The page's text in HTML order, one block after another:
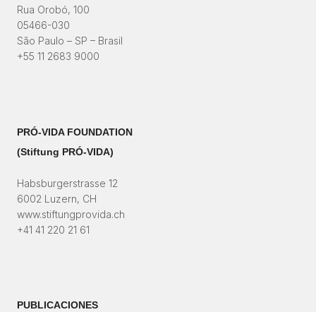
Rua Orobó, 100
05466-030
São Paulo – SP – Brasil
+55 11 2683 9000
PRÓ-VIDA FOUNDATION
(Stiftung PRÓ-VIDA)​
Habsburgerstrasse 12
6002 Luzern, CH
www.stiftungprovida.ch
+41 41 220 21 61
PUBLICACIONES